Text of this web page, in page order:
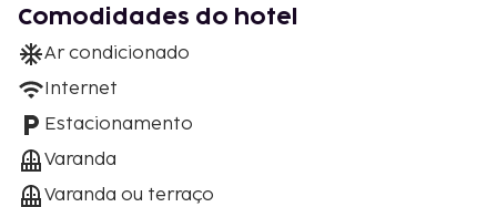
Comodidades do hotel
Ar condicionado
Internet
Estacionamento
Varanda
Varanda ou terraço